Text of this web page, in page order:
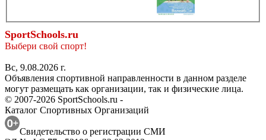
SportSchools.ru
Выбери свой спорт!
Вс, 9.08.2026 г.
Объявления спортивной направленности в данном разделе
могут размещать как организации, так и физические лица.
© 2007-2026 SportSchools.ru -
Каталог Спортивных Организаций
Свидетельство о регистрации СМИ